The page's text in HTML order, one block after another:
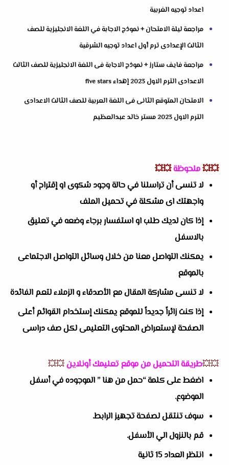
اعداد توجيه الغربية
مراجعة ليلة الامتحان + نموذج الاجابة في اللغة الانجليزية للصف
الثالث الإعدادى ترم أول اعداد توجيه الشرقية
مراجعة فايف ستارز + نموذج الاجابة فى اللغة الانجليزية للصف الثالث
الاعدادى الترم الاول 2023 إهداء five stars
الامتحان المتوقع الثانى فى اللغة العربية للصف الثالث الاعدادى
الترم الاول 2023 مستر خالد عبدالعظيم
💥💥ملحوظة💥💥
لا تنسى أن تراسلنا في حالة وجود شكوى او إقتراح أو
واجهتك اى مشكلة في تحميل الملف
إذا كان لديك طلب او استفسار برجاء وضعه في تعليق
بالاسفل
يمكنك التواصل معنا من خلال وسائل التواصل الاجتماعى
بالموقع
لا تنسى مشاركة المقال مع الأصدقاء و الزملاء لتعم الفائدة
إذا كنت زائراً جديداً للموقع يمكنك إستخدام القوائم أعلى
الصفحة لإستعراض المحتوى التعليمى لكل صف دراسى
💥💥طريقة التحميل من موقع تعليمك أونلاين💥💥
اضغط على كلمة “حمل من هنا ” الموجوده في أسفل
الموضوع.
سوف تنتقل لصفحة تجهيز الرابط.
قم بالنزول الي الأسفل.
انتظر العداد 15 ثانية